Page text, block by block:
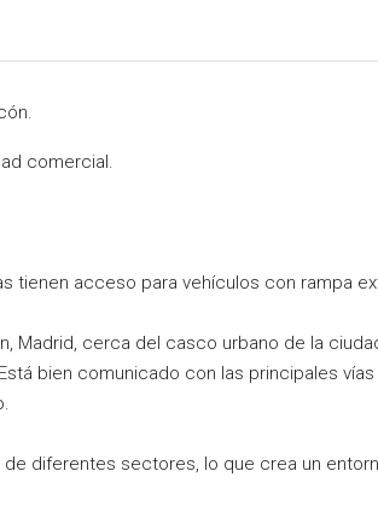
comercial.
tienen acceso para vehículos con rampa
Madrid, cerca del casco urbano de la
bien comunicado con las principales
diferentes sectores, lo que crea un